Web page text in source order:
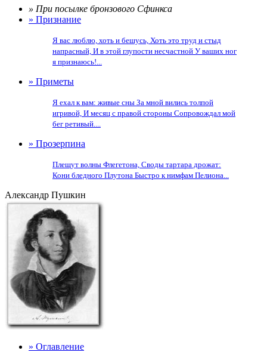
» При посылке бронзового Сфинкса
» Признание
Я вас люблю, хоть и бешусь, Хоть это труд и стыд
напрасный, И в этой глупости несчастной У ваших ног
я признаюсь!...
» Приметы
Я ехал к вам: живые сны За мной вились толпой
игривой, И месяц с правой стороны Сопровождал мой
бег ретивый....
» Прозерпина
Плещут волны Флегетона, Своды тартара дрожат:
Кони бледного Плутона Быстро к нимфам Пелиона...
Александр Пушкин
» Оглавление